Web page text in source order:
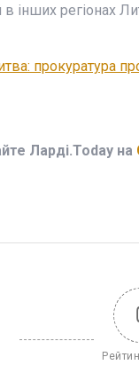
інших регіонах
прокуратура
Ларді.Today на